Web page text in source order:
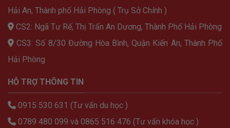
Hải An, Thành phố Hải Phòng ( Trụ Sở Chính )
CS2: Ngã Tư Rế, Thị Trấn An Dương, Thành Phố Hải Phòng
CS3: Số 8/30 Đường Hòa Bình, Quận Kiến An, Thành Phố
Hải Phòng
HỖ TRỢ THÔNG TIN
0915 530 631 (Tư vấn du học )
0789 480 099 và 0865 516 476 (Tư vấn khóa học )